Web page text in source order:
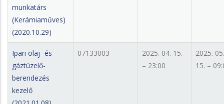
munkatárs
(Kerámiaműves)
(2020.10.29)
Ipari olaj- és
gáztüzelő-
berendezés
kezelő
07133003
2025. 04. 15.
– 23:00
2025. 05.
15. –